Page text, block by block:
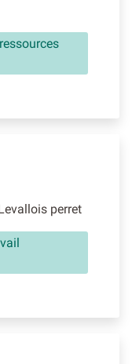
perret